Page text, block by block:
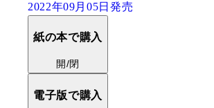
2022年09月05日発売
紙の本で購入
開/閉
電子版で購入